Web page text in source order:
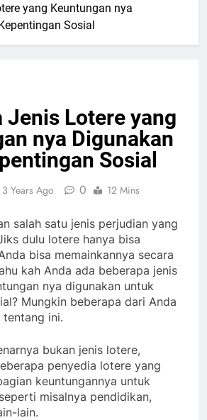
yang Keuntungan nya
Sosial
Jenis Lotere yang
nya Digunakan
Sosial
3 Years Ago 0 12 Mins
salah satu jenis perjudian yang
dulu lotere hanya bisa
bisa memainkannya secara
kah Anda ada beberapa jenis
nya digunakan untuk
Mungkin beberapa dari Anda
tentang ini.
bukan jenis lotere,
penyedia lotere yang
keuntungannya untuk
misalnya pendidikan,
lain.